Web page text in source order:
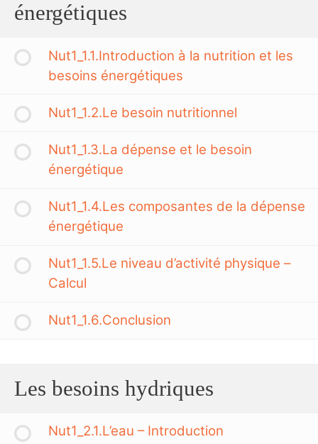
énergétiques
Nut1_1.1.Introduction à la nutrition et les
besoins énergétiques
Nut1_1.2.Le besoin nutritionnel
Nut1_1.3.La dépense et le besoin
énergétique
Nut1_1.4.Les composantes de la dépense
énergétique
Nut1_1.5.Le niveau d’activité physique –
Calcul
Nut1_1.6.Conclusion
Les besoins hydriques
Nut1_2.1.L’eau – Introduction